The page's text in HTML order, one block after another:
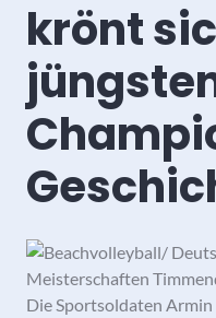
krönt
Die Sportsoldaten